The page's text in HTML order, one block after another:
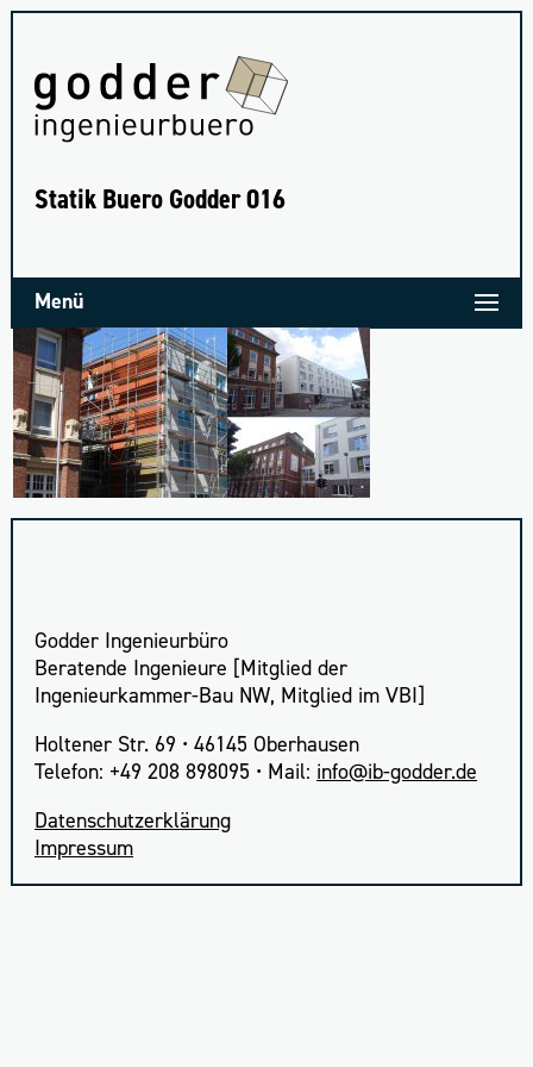
Sta­tik Bue­ro God­der 016
Menü
Godder Ingenieurbüro
Beratende Ingenieure [Mitglied der
Ingenieurkammer-Bau NW, Mitglied im VBI]
Holtener Str. 69 • 46145 Oberhausen
Telefon: +49 208 898095 • Mail: info
Daten­schutz­er­klä­rung
Impres­sum